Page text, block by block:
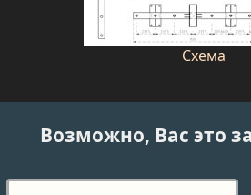
Схема
Возможно, Вас это